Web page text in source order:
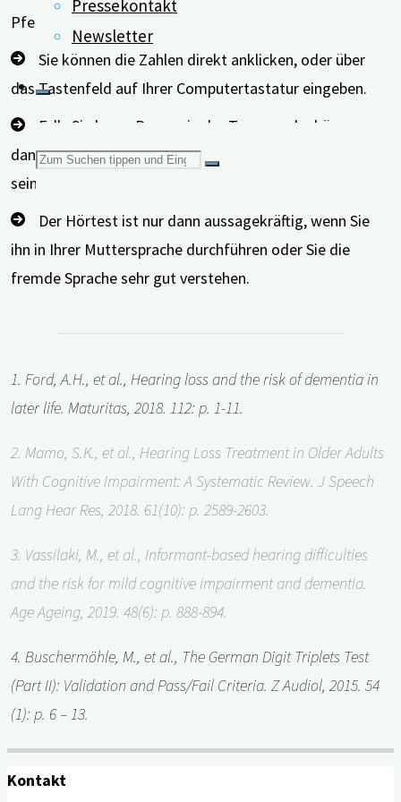
Pressekontakt
Newsletter
Suchen
nach:
Pfeiltaste klicken, um die Ziffer zu korrigieren.
Sie können die Zahlen direkt anklicken, oder über
das Tastenfeld auf Ihrer Computertastatur eingeben.
Falls Sie kurze Pausen in der Tonausgabe hören,
dann könnte Ihre Internetverbindung nicht schnell genug
sein.
Der Hörtest ist nur dann aussagekräftig, wenn Sie
ihn in Ihrer Muttersprache durchführen oder Sie die
fremde Sprache sehr gut verstehen.
1. Ford, A.H., et al., Hearing loss and the risk of dementia in
later life. Maturitas, 2018. 112: p. 1-11.
2. Mamo, S.K., et al., Hearing Loss Treatment in Older Adults
With Cognitive Impairment: A Systematic Review. J Speech
Lang Hear Res, 2018. 61(10): p. 2589-2603.
3. Vassilaki, M., et al., Informant-based hearing difficulties
and the risk for mild cognitive impairment and dementia.
Age Ageing, 2019. 48(6): p. 888-894.
4. Buschermöhle, M., et al., The German Digit Triplets Test
(Part II): Validation and Pass/Fail Criteria. Z Audiol, 2015. 54
(1): p. 6 – 13.
Kontakt